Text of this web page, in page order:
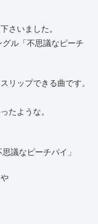
さいました。
ル「不思議なピーチ
リップできる曲です。
たような。
議なピーチパイ」